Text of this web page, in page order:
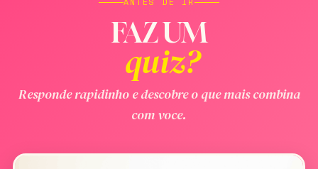
FAZ UM
quiz?
Responde rapidinho e descobre o que mais combina
com voce.